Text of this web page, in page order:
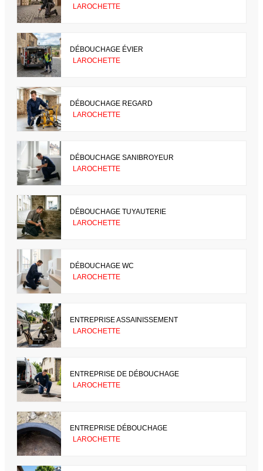
LAROCHETTE
DÉBOUCHAGE ÉVIER
LAROCHETTE
DÉBOUCHAGE REGARD
LAROCHETTE
DÉBOUCHAGE SANIBROYEUR
LAROCHETTE
DÉBOUCHAGE TUYAUTERIE
LAROCHETTE
DÉBOUCHAGE WC
LAROCHETTE
ENTREPRISE ASSAINISSEMENT
LAROCHETTE
ENTREPRISE DE DÉBOUCHAGE
LAROCHETTE
ENTREPRISE DÉBOUCHAGE
LAROCHETTE